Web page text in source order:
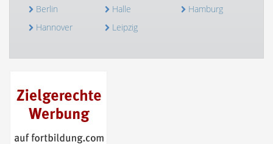
Berlin Halle
Hamburg
Hannover
Leipzig